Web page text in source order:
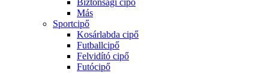
Biztonsági cipő
Más
Sportcipő
Kosárlabda cipő
Futballcipő
Felvidító cipő
Futócipő